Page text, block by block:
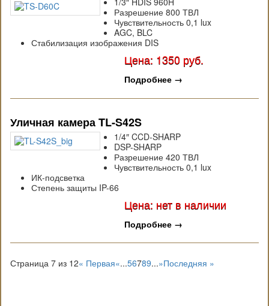
Разрешение 800 ТВЛ
Чувствительность 0,1 lux
AGC, BLC
Стабилизация изображения DIS
Цена: 1350 руб.
Подробнее →
Уличная камера TL-S42S
1/4″ CCD-SHARP
DSP-SHARP
Разрешение 420 ТВЛ
Чувствительность 0,1 lux
ИК-подсветка
Степень защиты IP-66
Цена: нет в наличии
Подробнее →
Страница 7 из 12« Первая«...56789...»Последняя »